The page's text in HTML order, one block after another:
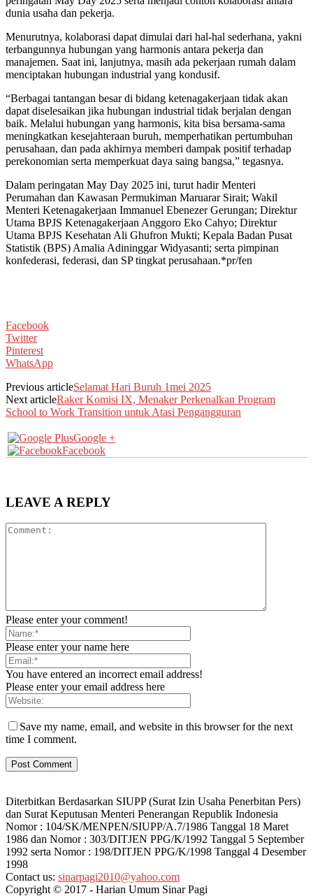
dunia usaha dan pekerja.
Menurutnya, kolaborasi dapat dimulai dari hal-hal sederhana, yakni
terbangunnya hubungan yang harmonis antara pekerja dan
manajemen. Saat ini, lanjutnya, masih ada pekerjaan rumah dalam
menciptakan hubungan industrial yang kondusif.
“Berbagai tantangan besar di bidang ketenagakerjaan tidak akan
dapat diselesaikan jika hubungan industrial tidak berjalan dengan
baik. Melalui hubungan yang harmonis, kita bisa bersama-sama
meningkatkan kesejahteraan buruh, memperhatikan pertumbuhan
perusahaan, dan pada akhirnya memberi dampak positif terhadap
perekonomian serta memperkuat daya saing bangsa,” tegasnya.
Dalam peringatan May Day 2025 ini, turut hadir Menteri
Perumahan dan Kawasan Permukiman Maruarar Sirait; Wakil
Menteri Ketenagakerjaan Immanuel Ebenezer Gerungan; Direktur
Utama BPJS Ketenagakerjaan Anggoro Eko Cahyo; Direktur
Utama BPJS Kesehatan Ali Ghufron Mukti; Kepala Badan Pusat
Statistik (BPS) Amalia Adininggar Widyasanti; serta pimpinan
konfederasi, federasi, dan SP tingkat perusahaan.*pr/fen
Facebook
Twitter
Pinterest
WhatsApp
Previous articleSelamat Hari Buruh 1mei 2025
Next articleRaker Komisi IX, Menaker Perkenalkan Program
School to Work Transition untuk Atasi Pengangguran
Google +
Facebook
LEAVE A REPLY
Please enter your comment!
Please enter your name here
You have entered an incorrect email address!
Please enter your email address here
Save my name, email, and website in this browser for the next
time I comment.
Diterbitkan Berdasarkan SIUPP (Surat Izin Usaha Penerbitan Pers)
dan Surat Keputusan Menteri Penerangan Republik Indonesia
Nomor : 104/SK/MENPEN/SIUPP/A.7/1986 Tanggal 18 Maret
1986 dan Nomor : 303/DITJEN PPG/K/1992 Tanggal 5 September
1992 serta Nomor : 198/DITJEN PPG/K/1998 Tanggal 4 Desember
1998
Contact us: sinarpagi2010@yahoo.com
Copyright © 2017 - Harian Umum Sinar Pagi